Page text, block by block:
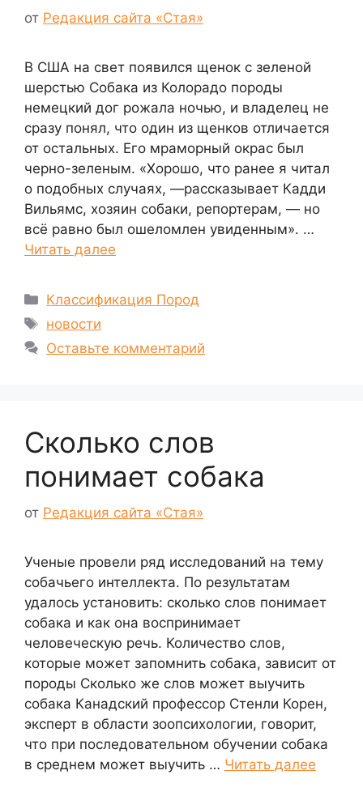
от Редакция сайта «Стая»
В США на свет появился щенок с зеленой
шерстью Собака из Колорадо породы
немецкий дог рожала ночью, и владелец не
сразу понял, что один из щенков отличается
от остальных. Его мраморный окрас был
черно-зеленым. «Хорошо, что ранее я читал
о подобных случаях, ―рассказывает Кадди
Вильямс, хозяин собаки, репортерам, ― но
всё равно был ошеломлен увиденным». …
Читать далее
Рубрики
Классификация Пород
Метки
новости
Оставьте комментарий
Сколько слов
понимает собака
от Редакция сайта «Стая»
Ученые провели ряд исследований на тему
собачьего интеллекта. По результатам
удалось установить: сколько слов понимает
собака и как она воспринимает
человеческую речь. Количество слов,
которые может запомнить собака, зависит от
породы Сколько же слов может выучить
собака Канадский профессор Стенли Корен,
эксперт в области зоопсихологии, говорит,
что при последовательном обучении собака
в среднем может выучить … Читать далее